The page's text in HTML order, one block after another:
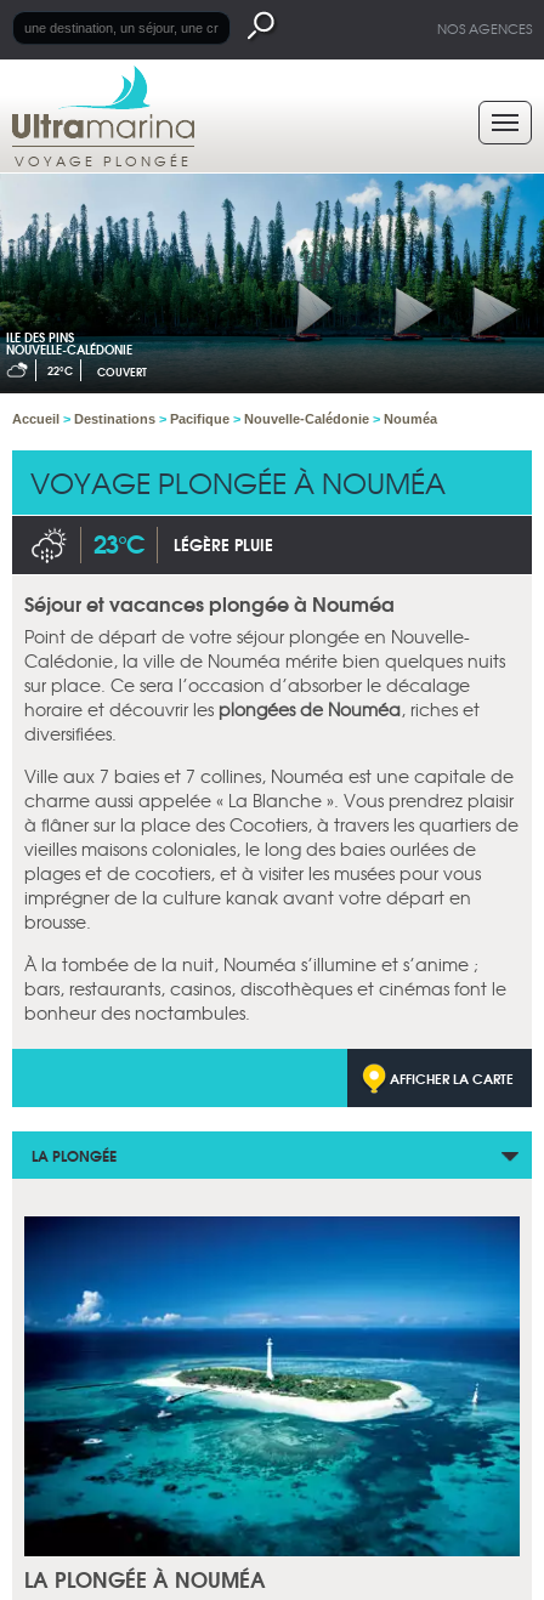
NOS AGENCES
VOYAGE PLONGÉE
ILE DES PINS
NOUVELLE-CALÉDONIE
22°C COUVERT
Accueil > Destinations > Pacifique > Nouvelle-Calédonie > Nouméa
VOYAGE PLONGÉE À NOUMÉA
23°C LÉGÈRE PLUIE
Séjour et vacances plongée à Nouméa
Point de départ de votre séjour plongée en Nouvelle-
Calédonie, la ville de Nouméa mérite bien quelques nuits
sur place. Ce sera l’occasion d’absorber le décalage
horaire et découvrir les plongées de Nouméa, riches et
diversifiées.
Ville aux 7 baies et 7 collines, Nouméa est une capitale de
charme aussi appelée « La Blanche ». Vous prendrez plaisir
à flâner sur la place des Cocotiers, à travers les quartiers de
vieilles maisons coloniales, le long des baies ourlées de
plages et de cocotiers, et à visiter les musées pour vous
imprégner de la culture kanak avant votre départ en
brousse.
À la tombée de la nuit, Nouméa s’illumine et s’anime ;
bars, restaurants, casinos, discothèques et cinémas font le
bonheur des noctambules.
AFFICHER LA CARTE
LA PLONGÉE
LA PLONGÉE À NOUMÉA